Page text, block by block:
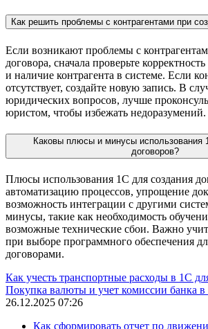
Как решить проблемы с контрагентами при
Если возникают проблемы с
договора, сначала проверьте
и наличие контрагента в системе. Если
отсутствует, создайте новую запись. В
юридических вопросов, лучше
юристом, чтобы избежать недоразумений.
Каковы плюсы и минусы использования
договоров?
Плюсы использования 1С для создания
автоматизацию процессов, упрощение
возможность интеграции с другими
минусы, такие как необходимость
возможные технические сбои. Важно
при выборе программного обеспечения
договорами.
Как учесть транспортные расходы в 1С
Покупка валюты и учет комиссии банка
26.12.2025 07:26
Как сформировать отчет по